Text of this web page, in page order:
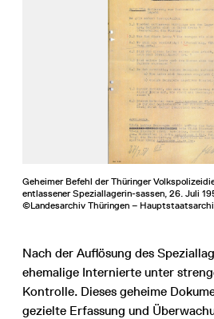
Geheimer Befehl der Thüringer
entlassener Speziallagerin-sassen, 26. Juli
©Landesarchiv Thüringen –
Nach der Auflösung des
ehemalige Internierte unter
Kontrolle. Dieses geheime
gezielte Erfassung und